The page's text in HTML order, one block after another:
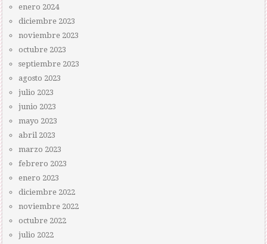
enero 2024
diciembre 2023
noviembre 2023
octubre 2023
septiembre 2023
agosto 2023
julio 2023
junio 2023
mayo 2023
abril 2023
marzo 2023
febrero 2023
enero 2023
diciembre 2022
noviembre 2022
octubre 2022
julio 2022